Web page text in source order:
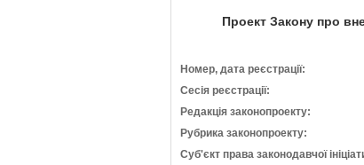
Проект Закону про
Номер, дата реєстрації:
Сесія реєстрації:
Редакція законопроекту:
Рубрика законопроекту:
Суб'єкт права законодавчої